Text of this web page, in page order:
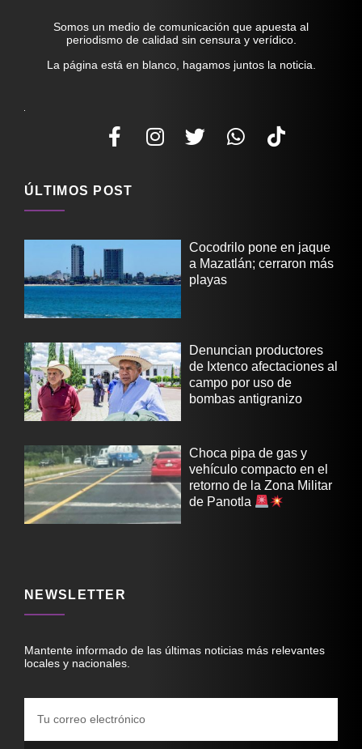
Somos un medio de comunicación que apuesta al
periodismo de calidad sin censura y verídico.
La página está en blanco, hagamos juntos la noticia.
ÚLTIMOS POST
Cocodrilo pone en jaque
a Mazatlán; cerraron más
playas
Denuncian productores
de Ixtenco afectaciones al
campo por uso de
bombas antigranizo
Choca pipa de gas y
vehículo compacto en el
retorno de la Zona Militar
de Panotla
NEWSLETTER
Mantente informado de las últimas noticias más relevantes
locales y nacionales.